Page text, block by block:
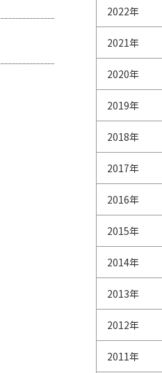
2022年
2021年
2020年
2019年
2018年
2017年
2016年
2015年
2014年
2013年
2012年
2011年